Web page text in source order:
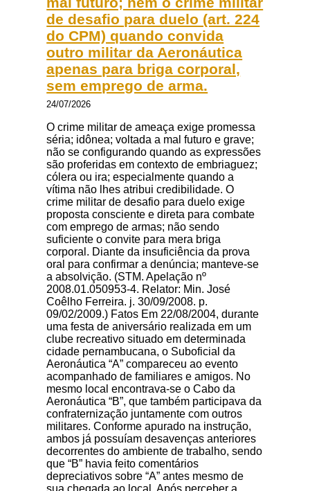
de desafio para duelo (art. 224
do CPM) quando convida
outro militar da Aeronáutica
apenas para briga corporal,
sem emprego de arma.
24/07/2026
O crime militar de ameaça exige promessa
séria; idônea; voltada a mal futuro e grave;
não se configurando quando as expressões
são proferidas em contexto de embriaguez;
cólera ou ira; especialmente quando a
vítima não lhes atribui credibilidade. O
crime militar de desafio para duelo exige
proposta consciente e direta para combate
com emprego de armas; não sendo
suficiente o convite para mera briga
corporal. Diante da insuficiência da prova
oral para confirmar a denúncia; manteve-se
a absolvição. (STM. Apelação nº
2008.01.050953-4. Relator: Min. José
Coêlho Ferreira. j. 30/09/2008. p.
09/02/2009.) Fatos Em 22/08/2004, durante
uma festa de aniversário realizada em um
clube recreativo situado em determinada
cidade pernambucana, o Suboficial da
Aeronáutica “A” compareceu ao evento
acompanhado de familiares e amigos. No
mesmo local encontrava-se o Cabo da
Aeronáutica “B”, que também participava da
confraternização juntamente com outros
militares. Conforme apurado na instrução,
ambos já possuíam desavenças anteriores
decorrentes do ambiente de trabalho, sendo
que “B” havia feito comentários
depreciativos sobre “A” antes mesmo de
sua chegada ao local. Após perceber a